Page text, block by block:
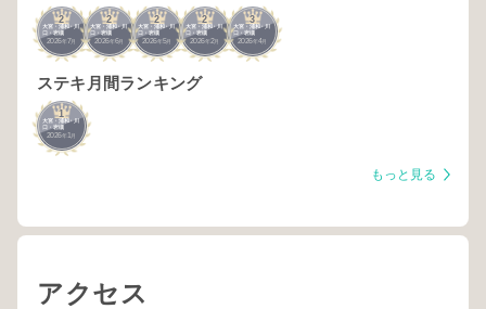
2
大宮・浦和・川
口・岩槻
2026年7月
2
大宮・浦和・川
口・岩槻
2026年6月
2
大宮・浦和・川
口・岩槻
2026年5月
2
大宮・浦和・川
口・岩槻
2026年2月
3
大宮・浦和・川
口・岩槻
2026年4月
ステキ月間ランキング
1
大宮・浦和・川
口・岩槻
2026年 1月
もっと見る
アクセス